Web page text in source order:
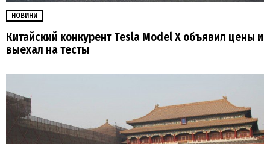
НОВИНИ
Китайский конкурент Tesla Model X объявил цены и
выехал на тесты